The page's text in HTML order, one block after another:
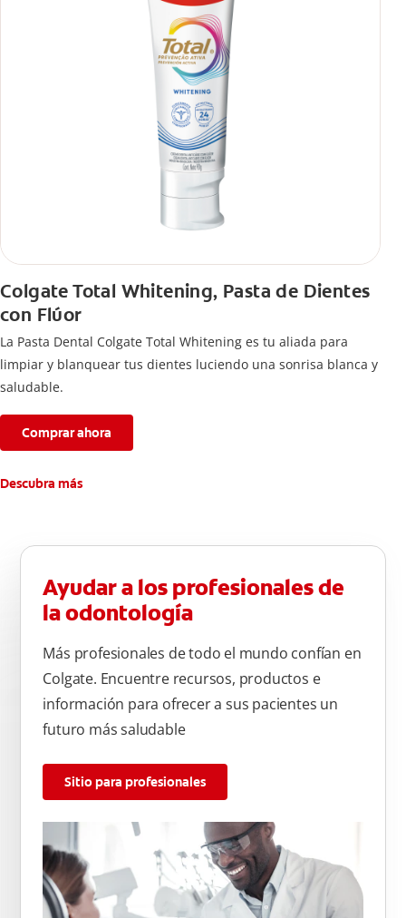
Colgate Total Whitening, Pasta de Dientes
con Flúor
La Pasta Dental Colgate Total Whitening es tu aliada para
limpiar y blanquear tus dientes luciendo una sonrisa blanca y
saludable.
Comprar ahora
Descubra más
Ayudar a los profesionales de
la odontología
Más profesionales de todo el mundo confían en
Colgate. Encuentre recursos, productos e
información para ofrecer a sus pacientes un
futuro más saludable
Sitio para profesionales